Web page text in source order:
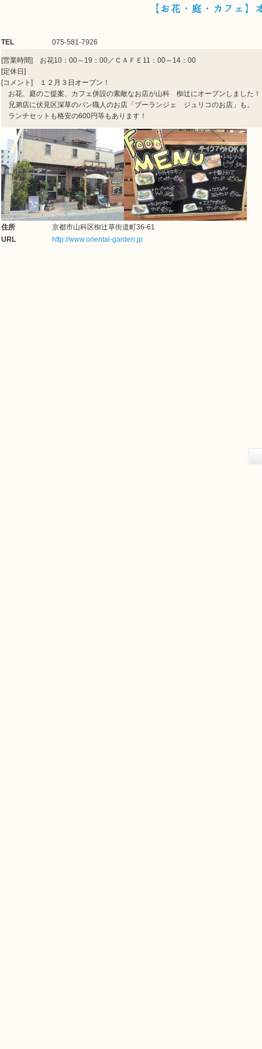
【お花・庭・カフェ
TEL 075-581-7926
[営業時間] お花10：00～19：00／ＣＡＦＥ11：00～14：00
[定休日]
[コメント] １２月３日オープン！
お花、庭のご提案、カフェ併設の素敵なお店が山科 椥辻にオープンしました！
兄弟店に伏見区深草のパン職人のお店「ブーランジェ ジュリコのお店」も。
ランチセットも格安の600円等もあります！
住所
京都市山科区椥辻草街道町36-61
URL
http://www.oriental-garden.jp